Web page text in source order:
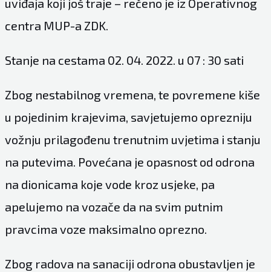
uviđaja koji još traje – rečeno je iz Operativnog
centra MUP-a ZDK.
Stanje na cestama 02. 04. 2022. u 07 : 30 sati
Zbog nestabilnog vremena, te povremene kiše
u pojedinim krajevima, savjetujemo oprezniju
vožnju prilagođenu trenutnim uvjetima i stanju
na putevima. Povećana je opasnost od odrona
na dionicama koje vode kroz usjeke, pa
apelujemo na vozače da na svim putnim
pravcima voze maksimalno oprezno.
Zbog radova na sanaciji odrona obustavljen je